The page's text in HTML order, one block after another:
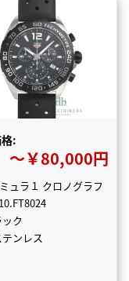
:
〜￥80,000円
ュラ１ クロノグラフ
ク
ンレス